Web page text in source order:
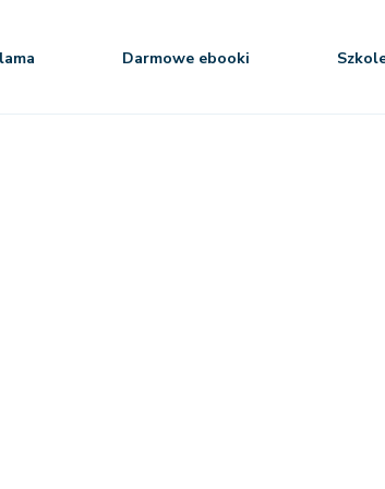
Darmowe ebooki